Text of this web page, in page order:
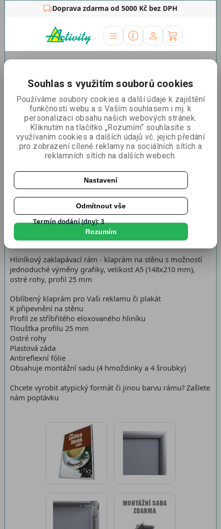
Doprava zdarma od 5000 Kč bez DPH
Klaprám A5, ostré rohy
Termín dodání (dny): 3
Skladem 1522 ks
Hliníkový zaklapávací rám - klaprám na stěnu s možností
jednoduché výměny grafiky, velikost A5 (148x210 mm),
ostré rohy, profil 25 mm
Oblíbený klaprám pro Vaši reklamu či plakát
K připevnění na stěnu
Profil ze stříbřitého eloxovaného hliníku
Tloušťka profilu 25 mm
Ostré rohy
Plastová záda
Antireflexní fólie
Obsahuje montážní sadu (4 hmoždinky a 4 šroubky)
Chcete vyrobit atypický formát či jinou barvu rámu? Zašlete
nám poptávku
Souhlas s využitím souborů cookies
Používáme soubory cookies a další údaje k zajištění
funkčnosti webu a s Vaším souhlasem i mj. k
personalizaci obsahu našich webových stránek.
Kliknutím na tlačítko „Rozumím“ souhlasíte s
využívaním cookies a dalších údajů vč. jejich předání
pro zobrazení cílené reklamy na sociálních sítích a
reklamních sítích na dalších webech.
Nastavení
Odmítnout vše
Rozumím